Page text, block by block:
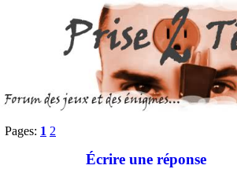
Pages: 1 2
Écrire une réponse